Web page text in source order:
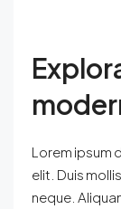
Lorem ipsum
elit. Duis
neque.